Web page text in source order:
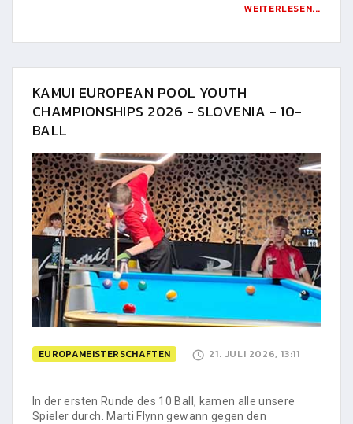
WEITERLESEN...
KAMUI EUROPEAN POOL YOUTH
CHAMPIONSHIPS 2026 - SLOVENIA - 10-
BALL
EUROPAMEISTERSCHAFTEN 21. JULI 2026, 13:11
In der ersten Runde des 10 Ball, kamen alle unsere
Spieler durch. Marti Flynn gewann gegen den